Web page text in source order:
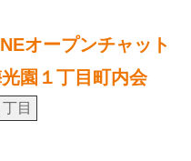
オープンチャット
園１丁目町内会
目